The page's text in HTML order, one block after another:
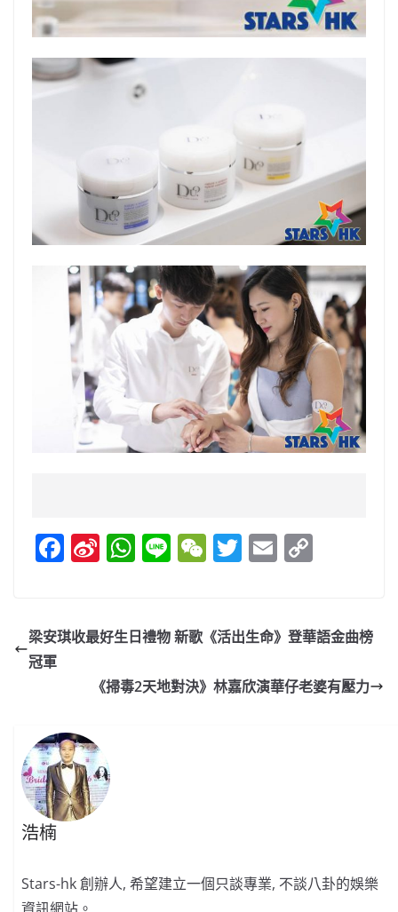
F
a
e
k
Si
n
W
b
W
h
s
p
Li
n
W
e
h
T
w
er
E
m
l y
n
梁安琪收最好生日禮物 新歌《活出生命》登華語金曲榜
冠軍
《掃毒2天地對決》林嘉欣演華仔老婆有壓力
浩楠
Stars-hk 創辦人, 希望建立一個只談專業, 不談八卦的娛樂